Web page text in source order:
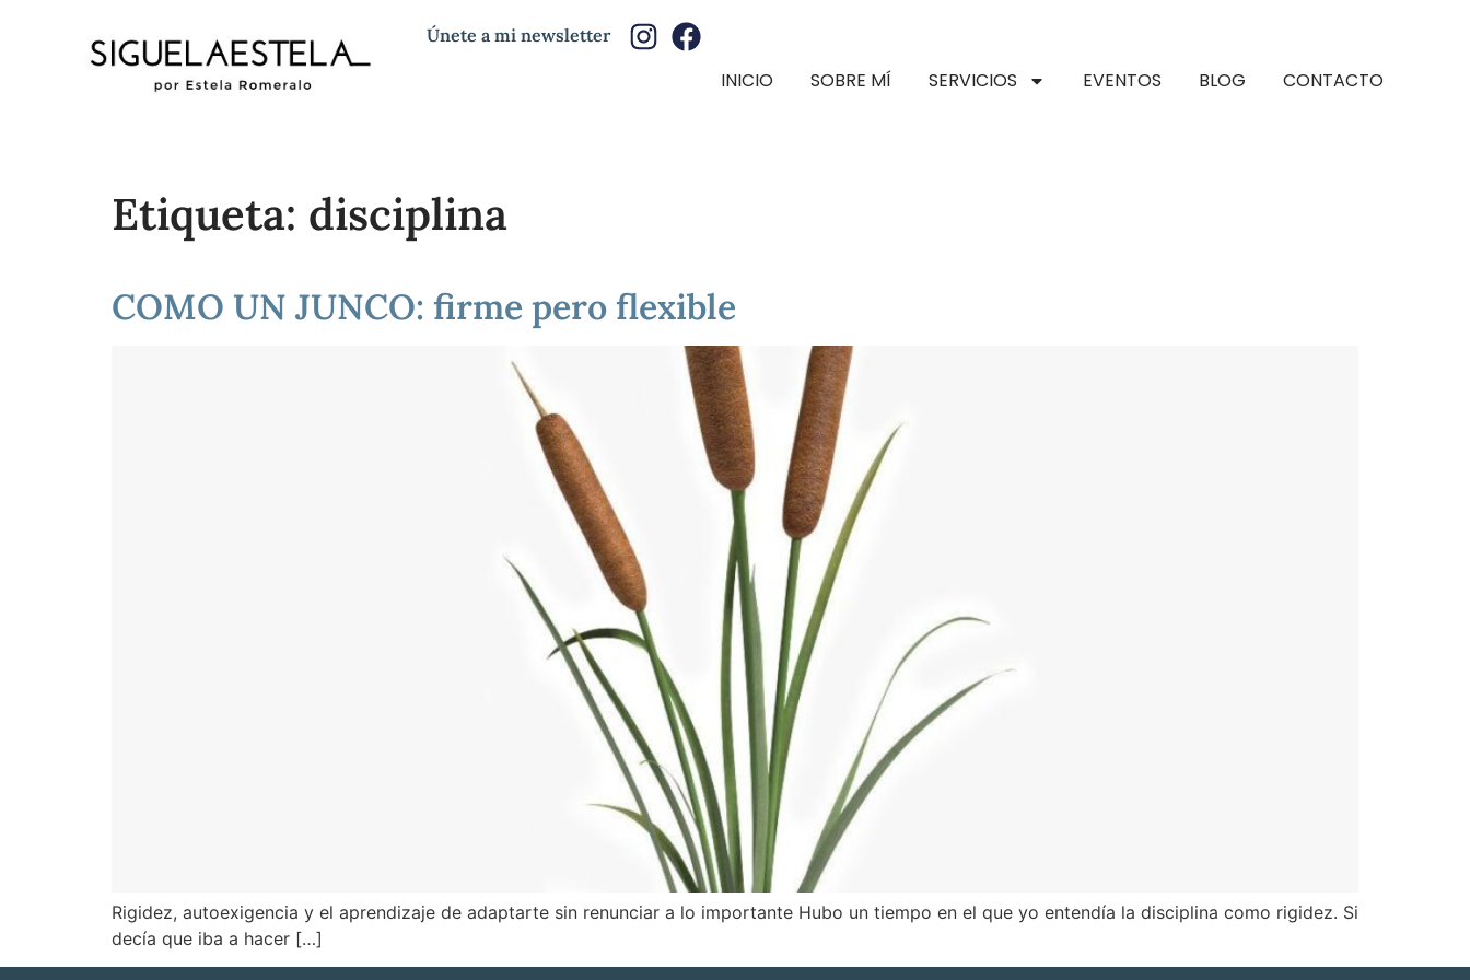
Únete a mi newsletter
INICIO SOBRE MÍ SERVICIOS EVENTOS BLOG CONTACTO
Etiqueta: disciplina
COMO UN JUNCO: firme pero flexible
Rigidez, autoexigencia y el aprendizaje de adaptarte sin renunciar a lo importante Hubo un tiempo en el que yo entendía la disciplina como rigidez. Si
decía que iba a hacer […]